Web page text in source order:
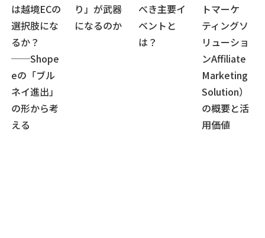
は越境ECの
選択肢にな
るか？
──Shope
eの「ブル
ネイ進出」
の形から考
える
り」が武器
になるのか
べき主要イ
ベントと
は？
トマーケ
ティングソ
リューショ
ンAffiliate
Marketing
Solution）
の概要と活
用価値